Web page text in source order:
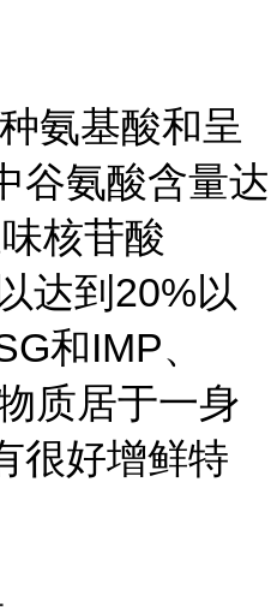
氨基酸和呈
谷氨酸含量达
核苷酸
达到20%以
和IMP、
质居于一身
很好增鲜特